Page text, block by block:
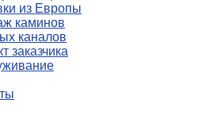
из Европы
каминов
каналов
заказчика